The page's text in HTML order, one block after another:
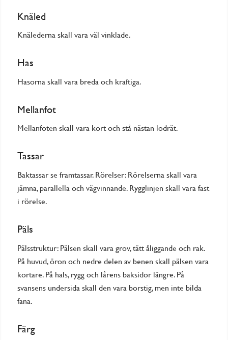
Knäled
Knälederna skall vara väl vinklade.
Has
Hasorna skall vara breda och kraftiga.
Mellanfot
Mellanfoten skall vara kort och stå nästan lodrät.
Tassar
Baktassar se framtassar. Rörelser: Rörelserna skall vara
jämna, parallella och vägvinnande. Rygglinjen skall vara fast
i rörelse.
Päls
Pälsstruktur: Pälsen skall vara grov, tätt åliggande och rak.
På huvud, öron och nedre delen av benen skall pälsen vara
kortare. På hals, rygg och lårens baksidor längre. På
svansens undersida skall den vara borstig, men inte bilda
fana.
Färg